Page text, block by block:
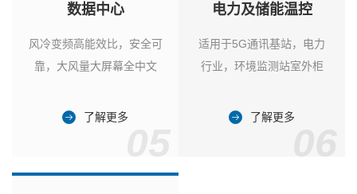
数据中心
风冷变频高能效比，安全可
靠，大风量大屏幕全中文
了解更多
电力及储能温控
适用于5G通讯基站，电力
行业，环境监测站室外柜
了解更多